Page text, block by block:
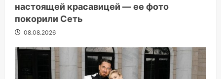
настоящей красавицей — ее фото
покорили Сеть
08.08.2026